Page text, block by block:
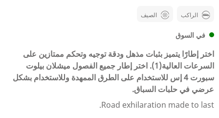
الراكب الصيف
في السوق
اختر إطارًا يتميز بثبات مذهل ودقة توجيه وتحكم ممتازين على
السرعات العالية(1). اختر إطار جميع الفصول ميشلان بيلوت
سبورت 4 إس للاستخدام على الطرق الممهدة وللاستخدام بشكل
عرضي في حلبات السباق.
Road exhilaration made to last.